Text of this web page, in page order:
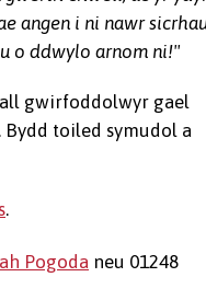
angen i ni nawr
o ddwylo arnom ni!"
gwirfoddolwyr gael
toiled symudol a
.
Pogoda neu 01248